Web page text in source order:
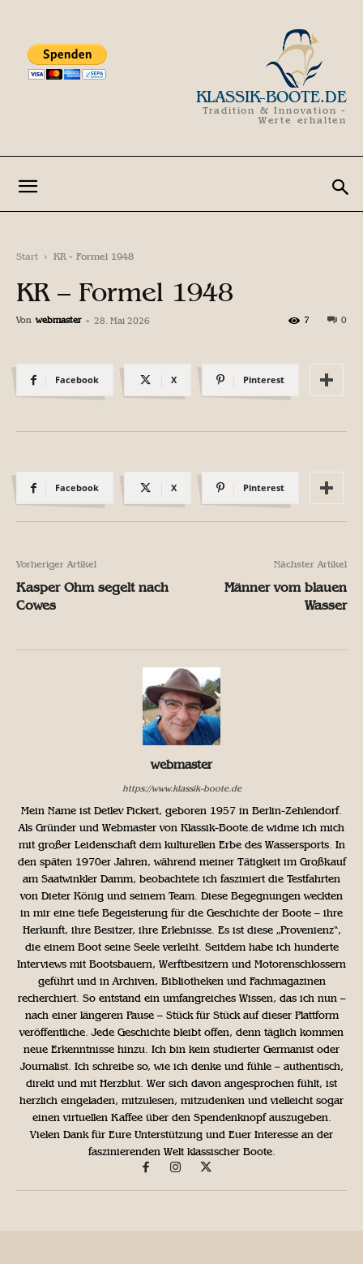
KLASSIK-BOOTE.DE
Tradition & Innovation -
Werte erhalten
Start KR - Formel 1948
KR – Formel 1948
Von webmaster - 28. Mai 2026 0
7
Facebook X Pinterest
Facebook X Pinterest
Vorheriger Artikel
Kasper Ohm segelt nach
Cowes
Nächster Artikel
Männer vom blauen
Wasser
webmaster
https://www.klassik-boote.de
Mein Name ist Detlev Pickert, geboren 1957 in Berlin-Zehlendorf.
Als Gründer und Webmaster von Klassik-Boote.de widme ich mich
mit großer Leidenschaft dem kulturellen Erbe des Wassersports. In
den späten 1970er Jahren, während meiner Tätigkeit im Großkauf
am Saatwinkler Damm, beobachtete ich fasziniert die Testfahrten
von Dieter König und seinem Team. Diese Begegnungen weckten
in mir eine tiefe Begeisterung für die Geschichte der Boote – ihre
Herkunft, ihre Besitzer, ihre Erlebnisse. Es ist diese „Provenienz“,
die einem Boot seine Seele verleiht. Seitdem habe ich hunderte
Interviews mit Bootsbauern, Werftbesitzern und Motorenschlossern
geführt und in Archiven, Bibliotheken und Fachmagazinen
recherchiert. So entstand ein umfangreiches Wissen, das ich nun –
nach einer längeren Pause – Stück für Stück auf dieser Plattform
veröffentliche. Jede Geschichte bleibt offen, denn täglich kommen
neue Erkenntnisse hinzu. Ich bin kein studierter Germanist oder
Journalist. Ich schreibe so, wie ich denke und fühle – authentisch,
direkt und mit Herzblut. Wer sich davon angesprochen fühlt, ist
herzlich eingeladen, mitzulesen, mitzudenken und vielleicht sogar
einen virtuellen Kaffee über den Spendenknopf auszugeben.
Vielen Dank für Eure Unterstützung und Euer Interesse an der
faszinierenden Welt klassischer Boote.